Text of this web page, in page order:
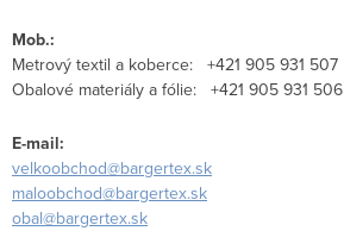
Mob.:
Metrový textil a koberce: +421 905 931 507
Obalové materiály a fólie: +421 905 931 506
E-mail:
velkoobchod@bargertex.sk
maloobchod@bargertex.sk
obal@bargertex.sk